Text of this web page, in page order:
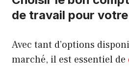
de travail pour
Avec tant d’options
marché, il est essentiel de